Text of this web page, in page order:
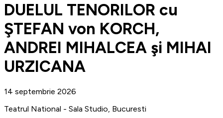
DUELUL TENORILOR cu
ŞTEFAN von KORCH,
ANDREI MIHALCEA şi MIHAI
URZICANA
14 septembrie 2026
Teatrul National - Sala Studio, Bucuresti